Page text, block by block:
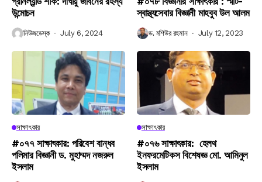
উন্মোচন
নিউজডেস্ক July 6, 2024
স্বাস্থ্যসেবার বিজ্ঞানী মাহবুব উল আলম
ড. মশিউর রহমান July 12, 2023
সাক্ষাৎকার
#০৭৭ সাক্ষাৎকার: পরিবেশ বান্ধব
পলিমার বিজ্ঞানী ড. মুহাম্মদ নজরুল
ইসলাম
সাক্ষাৎকার
#০৭৬ সাক্ষাৎকার: হেলথ
ইনফরমেটিকস বিশেষজ্ঞ মো. আমিনুল
ইসলাম